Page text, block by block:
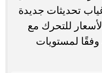
تحديثات جديدة
للتحرك مع
وفقًا لمستويات